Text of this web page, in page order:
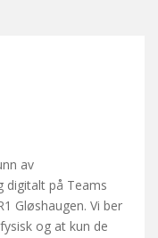
av
digitalt på Teams
Gløshaugen. Vi ber
og at kun de